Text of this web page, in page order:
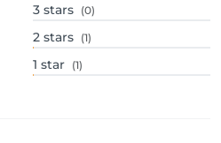
3 stars (0)
2 stars (1)
1 star (1)